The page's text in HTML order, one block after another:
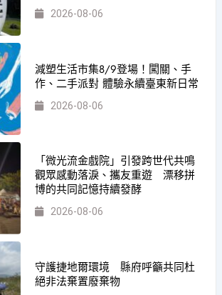
2026-08-06
減塑生活市集8/9登場！闖關、手
作、二手派對 體驗永續臺東新日常
2026-08-06
「微光流金戲院」引發跨世代共鳴
觀眾感動落淚、攜友重遊 漂移拼
博的共同記憶持續發酵
2026-08-06
守護捷地爾環境 縣府呼籲共同杜
絕非法棄置廢棄物